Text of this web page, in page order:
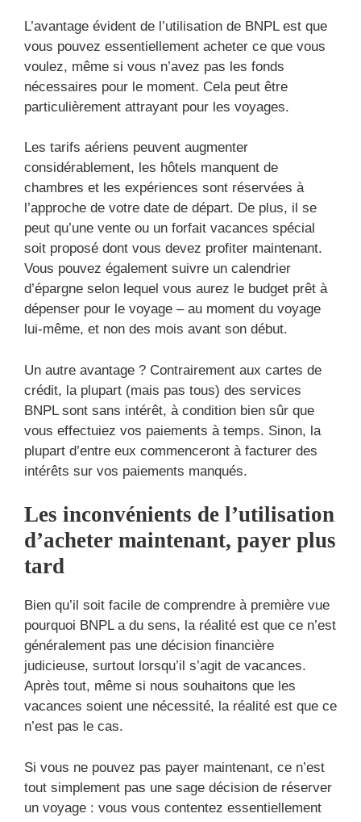
L’avantage évident de l’utilisation de BNPL est que
vous pouvez essentiellement acheter ce que vous
voulez, même si vous n’avez pas les fonds
nécessaires pour le moment. Cela peut être
particulièrement attrayant pour les voyages.
Les tarifs aériens peuvent augmenter
considérablement, les hôtels manquent de
chambres et les expériences sont réservées à
l’approche de votre date de départ. De plus, il se
peut qu’une vente ou un forfait vacances spécial
soit proposé dont vous devez profiter maintenant.
Vous pouvez également suivre un calendrier
d’épargne selon lequel vous aurez le budget prêt à
dépenser pour le voyage – au moment du voyage
lui-même, et non des mois avant son début.
Un autre avantage ? Contrairement aux cartes de
crédit, la plupart (mais pas tous) des services
BNPL sont sans intérêt, à condition bien sûr que
vous effectuiez vos paiements à temps. Sinon, la
plupart d’entre eux commenceront à facturer des
intérêts sur vos paiements manqués.
Les inconvénients de l’utilisation
d’acheter maintenant, payer plus
tard
Bien qu’il soit facile de comprendre à première vue
pourquoi BNPL a du sens, la réalité est que ce n’est
généralement pas une décision financière
judicieuse, surtout lorsqu’il s’agit de vacances.
Après tout, même si nous souhaitons que les
vacances soient une nécessité, la réalité est que ce
n’est pas le cas.
Si vous ne pouvez pas payer maintenant, ce n’est
tout simplement pas une sage décision de réserver
un voyage : vous vous contentez essentiellement